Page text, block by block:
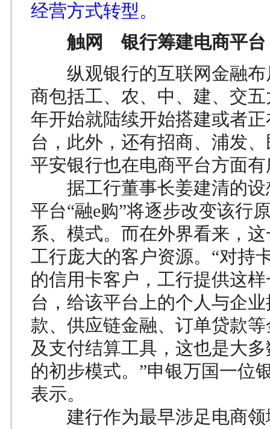
经营方式转型。
触网 银行筹建电商平台
纵观银行的互联网金融布
商包括工、农、中、建、交五
年开始就陆续开始搭建或者
台，此外，还有招商、浦发
平安银行也在电商平台方面
据工行董事长姜建清的设
平台“融e购”将逐步改变该行
系、模式。而在外界看来，
工行庞大的客户资源。“对持
的信用卡客户，工行提供这
台，给该平台上的个人与企
款、供应链金融、订单贷款
及支付结算工具，这也是大
的初步模式。”申银万国一位
表示。
建行作为最早涉足电商领